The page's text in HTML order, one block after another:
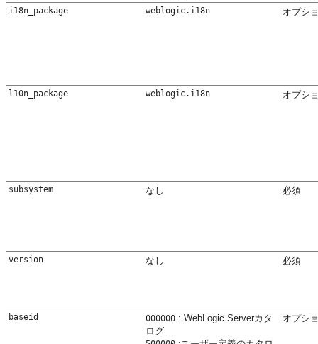
i18n_package weblogic.i18n オプシ
l10n_package weblogic.i18n オプシ
subsystem なし 必須
version なし 必須
baseid 000000 : WebLogic Serverカタ
ログ
オプシ